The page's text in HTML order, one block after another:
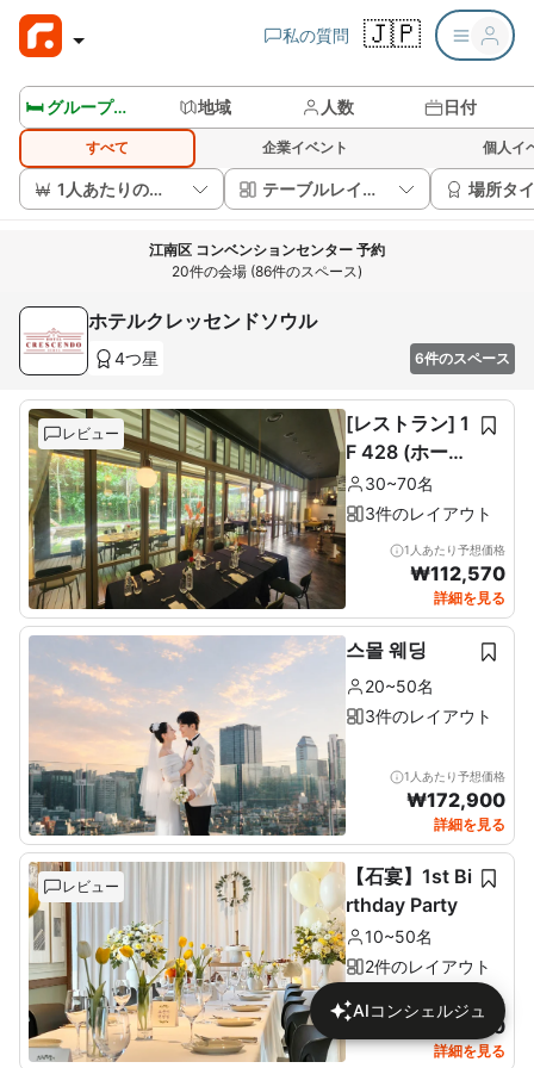
私の質問 🇯🇵
🛏️ グループルームを見る 地域 人数 日付
すべて 企業イベント 個人イ
1人あたりの価格 テーブルレイアウト 場所タ
江南区 コンベンションセンター 予約
20件の会場 (86件のスペース)
ホテルクレッセンドソウル
4つ星 6件のスペース
レビュー
[レストラン] 1
F 428 (ホール
60席+ルーム1
0席)
30~70名
3件のレイアウト
1人あたり予想価格
₩112,570
詳細を見る
스몰 웨딩
20~50名
3件のレイアウト
1人あたり予想価格
₩172,900
詳細を見る
レビュー
【石宴】1st Bi
rthday Party
10~50名
2件のレイアウト
1人あたり予想価格
137,680
詳細を見る
AIコンシェルジュ